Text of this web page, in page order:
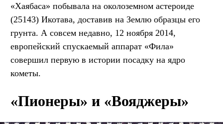
«Хаябаса» побывала на околоземном астероиде
(25143) Икотава, доставив на Землю образцы его
грунта. А совсем недавно, 12 ноября 2014,
европейский спускаемый аппарат «Фила»
совершил первую в истории посадку на ядро
кометы.
«Пионеры» и «Вояджеры»